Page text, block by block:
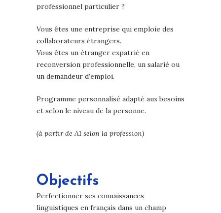
professionnel particulier ?
Vous êtes une entreprise qui emploie des
collaborateurs étrangers.
Vous êtes un étranger expatrié en
reconversion professionnelle, un salarié ou
un demandeur d’emploi.
Programme personnalisé adapté aux besoins
et selon le niveau de la personne.
(à partir de A1 selon la profession)
Objectifs
Perfectionner ses connaissances
linguistiques en français dans un champ